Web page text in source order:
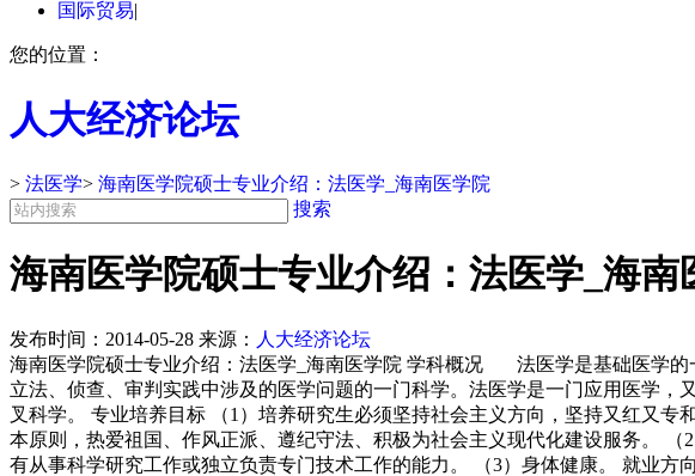
国际贸易|
您的位置：
人大经济论坛
> 法医学> 海南医学院硕士专业介绍：法医学_海南医学院
搜索
海南医学院硕士专业介绍：法医学_海南
发布时间： 2014-05-28 来源： 人大经济论坛
海南医学院硕士专业介绍：法医学_海南医学院 学科概况 法医学是基础医学的
立法、侦查、审判实践中涉及的医学问题的一门科学。法医学是一门应用医学
叉科学。 专业培养目标 （1）培养研究生必须坚持社会主义方向，坚持又红又
本原则，热爱祖国、作风正派、遵纪守法、积极为社会主义现代化建设服务。
有从事科学研究工作或独立负责专门技术工作的能力。 （3）身体健康。 就业